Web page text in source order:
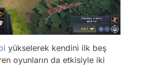
yükselerek kendini ilk beş
oyunların da etkisiyle iki